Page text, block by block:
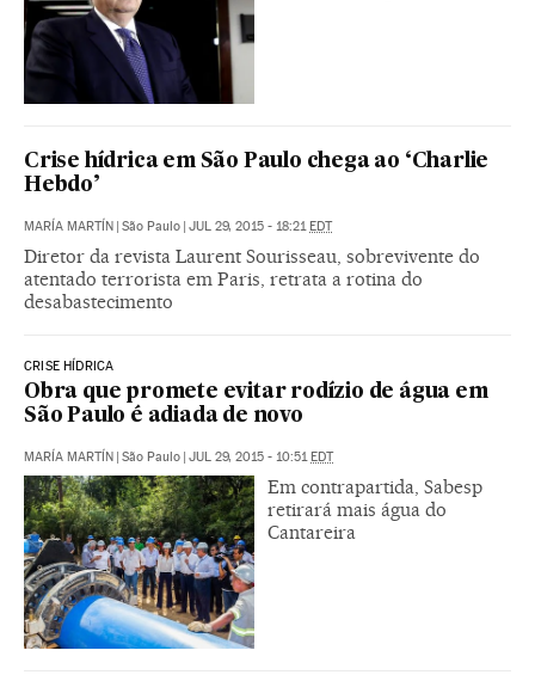
Crise hídrica em São Paulo chega ao ‘Charlie
Hebdo’
MARÍA MARTÍN | São Paulo | JUL 29, 2015 - 18:21EDT
Diretor da revista Laurent Sourisseau, sobrevivente do
atentado terrorista em Paris, retrata a rotina do
desabastecimento
CRISE HÍDRICA
Obra que promete evitar rodízio de água em
São Paulo é adiada de novo
MARÍA MARTÍN | São Paulo | JUL 29, 2015 - 10:51EDT
Em contrapartida, Sabesp
retirará mais água do
Cantareira